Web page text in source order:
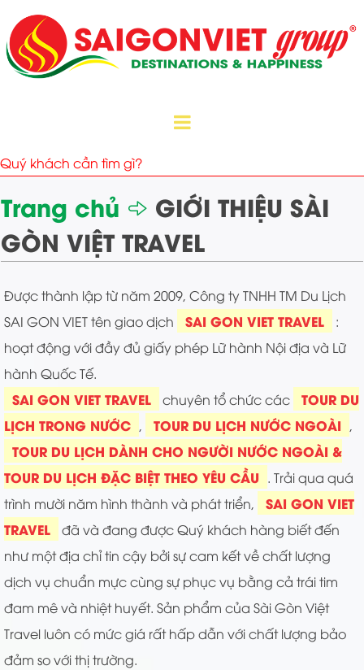
Trang chủ
GIỚI THIỆU SÀI
GÒN VIỆT TRAVEL
Được thành lập từ năm 2009, Công ty TNHH TM Du Lịch
SAI GON VIET tên giao dịch
SAI GON VIET TRAVEL
:
hoạt động với đầy đủ giấy phép Lữ hành Nội địa và Lữ
hành Quốc Tế.
SAI GON VIET TRAVEL chuyên tổ chức các
TOUR DU
LỊCH TRONG NƯỚC , TOUR DU LỊCH NƯỚC NGOÀI ,
TOUR DU LỊCH DÀNH CHO NGƯỜI NƯỚC NGOÀI &
TOUR DU LỊCH ĐẶC BIỆT THEO YÊU CẦU . Trải qua quá
trình mười năm hình thành và phát triển,
SAI GON VIET
TRAVEL
đã và đang được Quý khách hàng biết đến
như một địa chỉ tin cậy bởi sự cam kết về chất lượng
dịch vụ chuẩn mực cùng sự phục vụ bằng cả trái tim
đam mê và nhiệt huyết. Sản phẩm của Sài Gòn Việt
Travel luôn có mức giá rất hấp dẫn với chất lượng bảo
đảm so với thị trường.